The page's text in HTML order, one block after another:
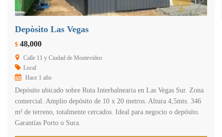
Depòsito Las Vegas
$ 48,000
Calle 11 y Ciudad de Montevideo
Local
Hace 1 año
Depósito ubicado sobre Ruta Interbalnearia en Las Vegas Sur. Zona
comercial. Amplio depósito de 10 x 20 metros. Altura 4,5mts. 346
m² de terreno, totalmente cercados. Ideal para negocio o depósito.
Garantías Porto o Sura.